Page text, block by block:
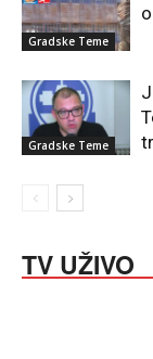
Gradske Teme
Gradske Teme
TV UŽIVO